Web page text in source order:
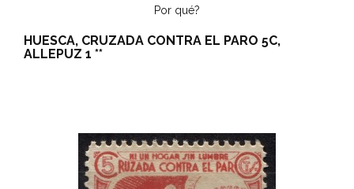
Por qué?
HUESCA, CRUZADA CONTRA EL PARO 5C,
ALLEPUZ 1 **